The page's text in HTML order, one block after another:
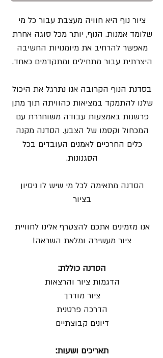
ציור נוף היא חוויה מעצבת עבור כל מי
שלומד אמנות. הנוף, יותר מכל סוגה אחרת
מאפשר להרחיב את מיומנויות החשיבה
היצרתית עבור מתחילים ומתקדמים כאחד.
בסדנת הנוף הקרובה אנו נתרגל את היכול
שלנו להתמקד במציאות כהוויתה תוך מתן
פרשנות באמצעות עבודה משוחררת עם
המכחול וקסמו של הצבע. הסדנה מקנה
כלים החרכיים לאמנים העובדים בכל
הסגנונות.
הסדנה מתאימה לכל מי שיש לו ניסיון
בציור
אנו מזמינים אתכם להצטרף אלינו לחוויית
ציור מעשירה ומלאת השראה!
הסדנה כוללת:
הדגמות ציור והרצאות
ציור מודרך
הדרכה פרטנית
דיונים קבוצתיים
תאריכים ושעות: